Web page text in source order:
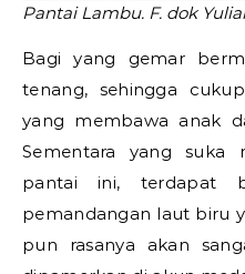
Pantai Lambu. F. dok
Bagi yang gemar
tenang, sehingga
yang membawa anak
Sementara yang suka
pantai ini, terdapat
pemandangan laut biru
pun rasanya akan